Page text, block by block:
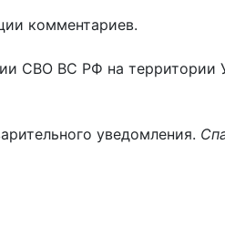
комментариев.
СВО ВС РФ на
уведомления.